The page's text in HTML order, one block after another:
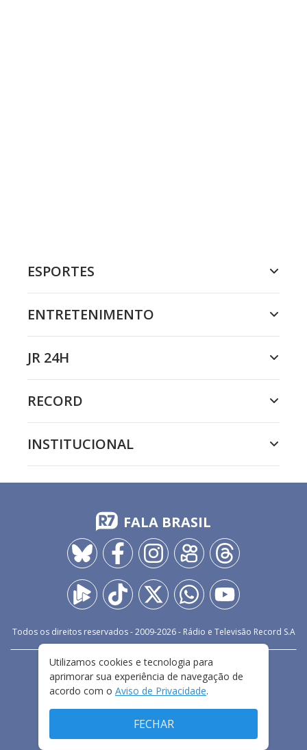
ESPORTES
ENTRETENIMENTO
JR 24H
RECORD
INSTITUCIONAL
FALA BRASIL
Todos os direitos reservados - 2009-2026- Rádio e Televisão Record S.A
FALE CONOSCO
PRIVACIDADE
TERMOS E CONDIÇÕES DE USO
Utilizamos cookies e tecnologia para
aprimorar sua experiência de navegação de
acordo com o Aviso de Privacidade.
FECHAR